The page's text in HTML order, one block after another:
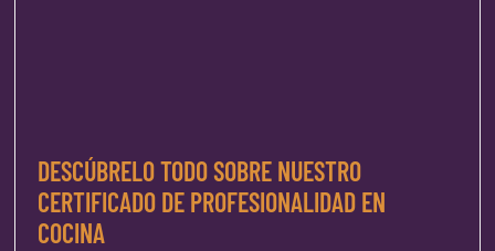
DESCÚBRELO TODO SOBRE NUESTRO
CERTIFICADO DE PROFESIONALIDAD EN
COCINA